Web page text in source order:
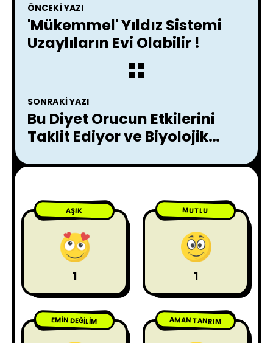
ÖNCEKI YAZI
'Mükemmel' Yıldız Sistemi
Uzaylıların Evi Olabilir !
SONRAKI YAZI
Bu Diyet Orucun Etkilerini
Taklit Ediyor ve Biyolojik
Gibi Görünüyor
AŞIK
1
MUTLU
1
EMIN DEĞILIM AMAN TANRIM